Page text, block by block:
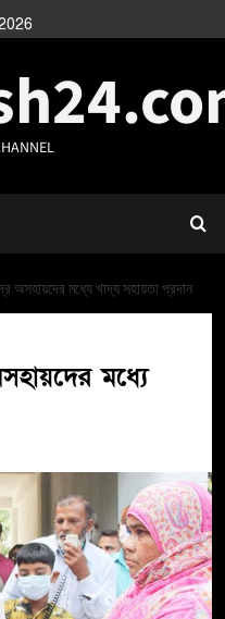
অসহায়দের মধ্যে খাদ্য সহায়তা প্রদান
মধ্যে